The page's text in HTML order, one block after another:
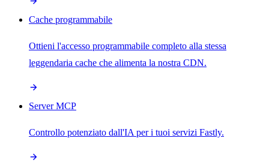
Cache programmabile
Ottieni l'accesso programmabile completo alla stessa
leggendaria cache che alimenta la nostra CDN.
Server MCP
Controllo potenziato dall'IA per i tuoi servizi Fastly.